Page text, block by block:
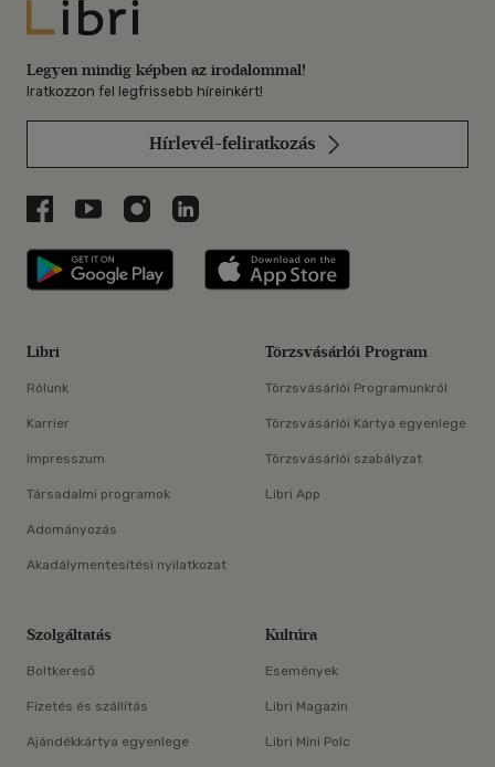
Libri
Legyen mindig képben az irodalommal!
Iratkozzon fel legfrissebb híreinkért!
Hírlevél-feliratkozás
Libri a Facebookon
Libri a Youtube-on
Libri az Instagramon
Libri a LinkedInen
Libri applikáció Szerezd meg: Google
Libri
Rólunk
Karrier
Impresszum
Társadalmi programok
Adományozás
Akadálymentesítési nyilatkozat
Törzsvásárlói Program
Törzsvásárlói Programunkról
Törzsvásárlói Kártya egyenlege
Törzsvásárlói szabályzat
Libri App
Szolgáltatás
Boltkereső
Fizetés és szállítás
Ajándékkártya egyenlege
Kultúra
Események
Libri Magazin
Libri Mini Polc